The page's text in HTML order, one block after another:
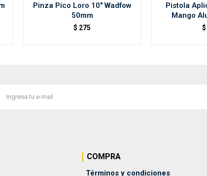
Pinza Pico Loro 10" Wadfow
50mm
$ 275
Pistola
Mango
$
COMPRA
Términos y condiciones